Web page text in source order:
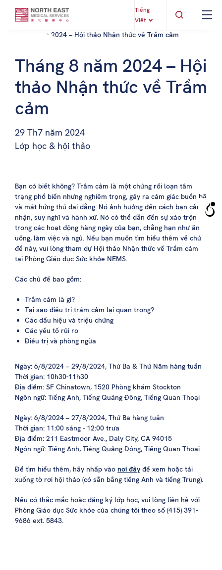
Tiếng
Việt
Tháng 8 năm 2024 – Hội
thảo Nhận thức về Trầm
cảm
29 Th7 năm 2024
Lớp học & hội thảo
Bạn có biết không? Trầm cảm là một chứng rối loạn tâm
trạng phổ biến nhưng nghiêm trọng, gây ra cảm giác buồn bã
và mất hứng thú dai dẳng. Nó ảnh hưởng đến cách bạn cảm
nhận, suy nghĩ và hành xử. Nó có thể dẫn đến sự xáo trộn
trong các hoạt động hàng ngày của bạn, chẳng hạn như ăn
uống, làm việc và ngủ. Nếu bạn muốn tìm hiểu thêm về chủ
đề này, vui lòng tham dự Hội thảo Nhận thức về Trầm cảm
tại Phòng Giáo dục Sức khỏe NEMS.
Các chủ đề bao gồm:
Trầm cảm là gì?
Tại sao điều trị trầm cảm lại quan trọng?
Các dấu hiệu và triệu chứng
Các yếu tố rủi ro
Điều trị và phòng ngừa
Ngày: 6/8/2024 – 29/8/2024, Thứ Ba & Thứ Năm hàng tuần
Thời gian: 10h30-11h30
Địa điểm: SF Chinatown, 1520 Phòng khám Stockton
Ngôn ngữ: Tiếng Anh, Tiếng Quảng Đông, Tiếng Quan Thoại
Ngày: 6/8/2024 – 27/8/2024, Thứ Ba hàng tuần
Thời gian: 11:00 sáng - 12:00 trưa
Địa điểm: 211 Eastmoor Ave., Daly City, CA 94015
Ngôn ngữ: Tiếng Anh, Tiếng Quảng Đông, Tiếng Quan Thoại
Để tìm hiểu thêm, hãy nhấp vào nơi đây để xem hoặc tải
xuống tờ rơi hội thảo (có sẵn bằng tiếng Anh và tiếng Trung).
Nếu có thắc mắc hoặc đăng ký lớp học, vui lòng liên hệ với
Phòng Giáo dục Sức khỏe của chúng tôi theo số (415) 391-
9686 ext. 5843.